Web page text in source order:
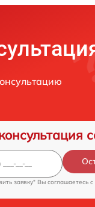
заявку" Вы соглашаетесь c